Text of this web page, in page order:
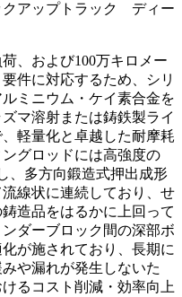
クアップトラック ディー
、および100万キロメー
件に対応するため、シリ
ミニウム・ケイ素合金を
マ溶射または鋳鉄製ライ
軽量化と卓越した耐摩耗
グロッドには高強度の
、多方向鍛造式押出成形
線状に連続しており、せ
造品をはるかに上回って
ダーブロック間の深部ボ
が施されており、長期に
や漏れが発生しないた
るコスト削減・効率向上